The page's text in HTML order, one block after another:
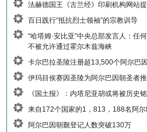
法赫德国王《古兰经》印刷机构网站
百日践行“抵抗烈士领袖”的宗教训导
“哈塔姆·安比亚”中央总部发言人：任
不被允许通过霍尔木兹海峡
卡尔巴拉圣陵注册超13,500个阿尔巴
伊玛目侯赛因圣陵为阿尔巴因朝圣者
《国土报》：内塔尼亚胡或将被历史
来自172个国家的1，813，188名阿
阿尔巴因朝觐登记人数突破130万